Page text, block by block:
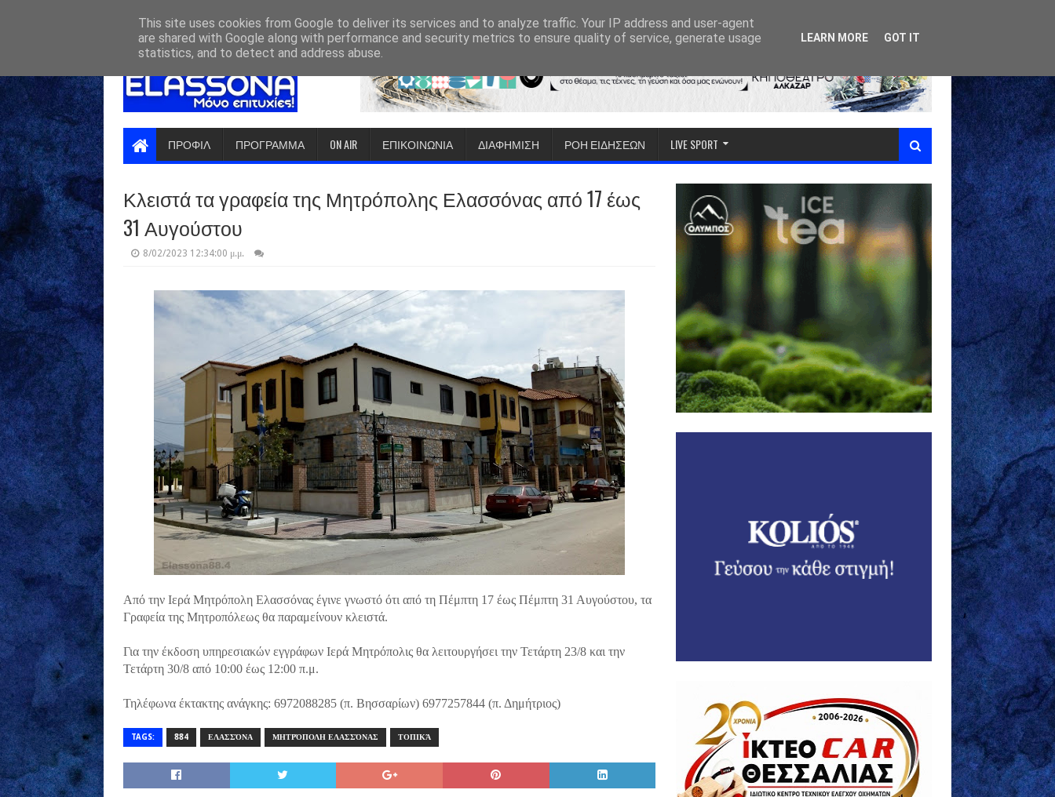
ΠΡΟΦΙΛ ΠΡΟΓΡΑΜΜΑ ON AIR ΕΠΙΚΟΙΝΩΝΙΑ ΔΙΑΦΗΜΙΣΗ ΡΟΗ ΕΙΔΗΣΕΩΝ LIVE SPORT
Κλειστά τα γραφεία της Μητρόπολης Ελασσόνας από 17 έως
31 Αυγούστου
8/02/2023 12:34:00 μ.μ.
Από την Ιερά Μητρόπολη Ελασσόνας έγινε γνωστό ότι από τη Πέμπτη 17 έως Πέμπτη 31 Αυγούστου, τα
Γραφεία της Μητροπόλεως θα παραμείνουν κλειστά.
Για την έκδοση υπηρεσιακών εγγράφων Ιερά Μητρόπολις θα λειτουργήσει την Τετάρτη 23/8 και την
Τετάρτη 30/8 από 10:00 έως 12:00 π.μ.
Τηλέφωνα έκτακτης ανάγκης: 6972088285 (π. Βησσαρίων) 6977257844 (π. Δημήτριος)
TAGS: 884 ΕΛΑΣΣΌΝΑ ΜΗΤΡΌΠΟΛΗ ΕΛΑΣΣΌΝΑΣ ΤΟΠΙΚΆ
This site uses cookies from Google to deliver its services and to analyze traffic. Your IP address and user-agent
are shared with Google along with performance and security metrics to ensure quality of service, generate usage
statistics, and to detect and address abuse.
LEARN MORE GOT IT